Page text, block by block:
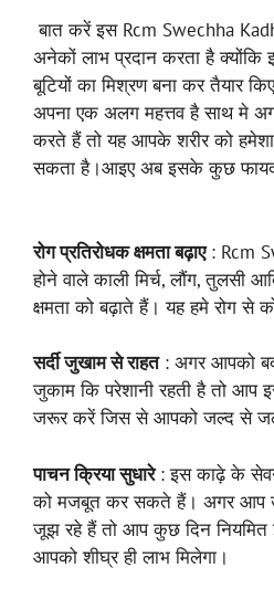
बात करें इस Rcm Swechha
अनेकों लाभ प्रदान करता है क्योंकि
बूटियों का मिश्रण बना कर तैयार
अपना एक अलग महत्तव है साथ मे
करते हैं तो यह आपके शरीर को हमेशा
सकता है।आइए अब इसके कुछ
रोग प्रतिरोधक क्षमता बढ़ाए: Rcm
होने वाले काली मिर्च, लौंग, तुलसी
क्षमता को बढ़ाते हैं। यह हमे रोग से
सर्दी जुखाम से राहत: अगर आपको
जुकाम कि परेशानी रहती है तो आप
जरूर करें जिस से आपको जल्द से
पाचन क्रिया सुधारे: इस काढ़े के
को मजबूत कर सकते हैं। अगर आप
जूझ रहे हैं तो आप कुछ दिन
आपको शीघ्र ही लाभ मिलेगा।